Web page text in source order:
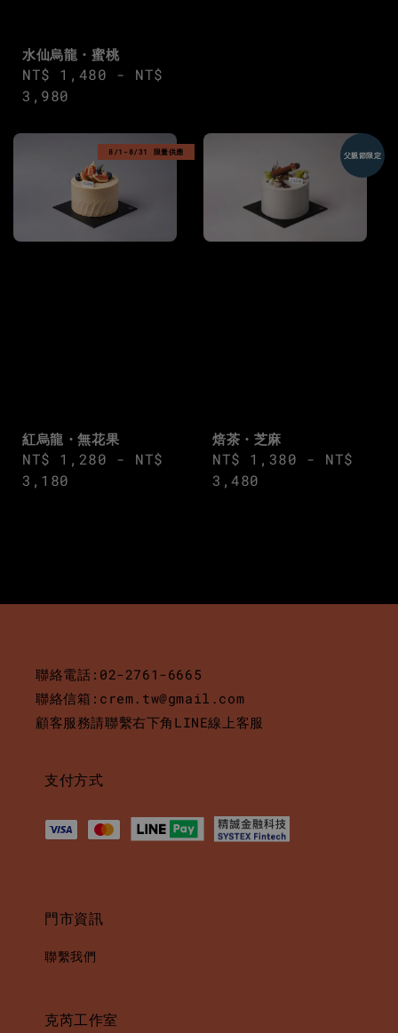
水仙烏龍・蜜桃
Regular
price
NT$ 1,480 - NT$
3,980
8/1-8/31 限量供應
紅烏龍・無花果
Regular
price
NT$ 1,280 - NT$
3,180
父親節限定
焙茶・芝麻
Regular
price
NT$ 1,380 - NT$
3,480
聯絡電話:02-2761-6665
聯絡信箱:crem.tw@gmail.com
顧客服務請聯繫右下角LINE線上客服
支付方式
門市資訊
聯繫我們
克芮工作室